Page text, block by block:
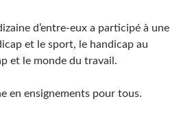
d’entre-eux a participé à une
et le sport, le handicap au
et le monde du travail.
en ensignements pour tous.